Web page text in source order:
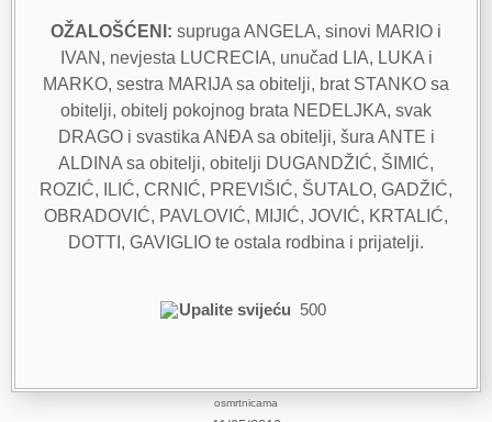
OŽALOŠĆENI: supruga ANGELA, sinovi MARIO i
IVAN, nevjesta LUCRECIA, unučad LIA, LUKA i
MARKO, sestra MARIJA sa obitelji, brat STANKO sa
obitelji, obitelj pokojnog brata NEDELJKA, svak
DRAGO i svastika ANĐA sa obitelji, šura ANTE i
ALDINA sa obitelji, obitelji DUGANDŽIĆ, ŠIMIĆ,
ROZIĆ, ILIĆ, CRNIĆ, PREVIŠIĆ, ŠUTALO, GADŽIĆ,
OBRADOVIĆ, PAVLOVIĆ, MIJIĆ, JOVIĆ, KRTALIĆ,
DOTTI, GAVIGLIO te ostala rodbina i prijatelji.
Upalite svijeću 500
osmrtnicama